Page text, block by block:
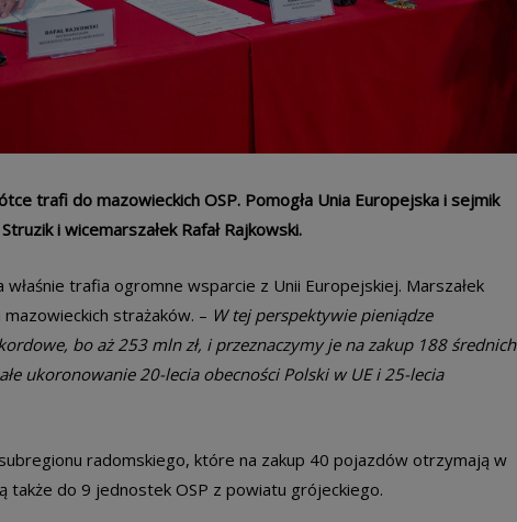
trafi do mazowieckich OSP. Pomogła Unia Europejska i sejmik
i wicemarszałek Rafał Rajkowski.
trafia ogromne wsparcie z Unii Europejskiej. Marszałek
strażaków. – W tej perspektywie pieniądze
bo aż 253 mln zł, i przeznaczymy je na zakup 188 średnich
ukoronowanie 20-lecia obecności Polski w UE i 25-lecia
radomskiego, które na zakup 40 pojazdów otrzymają w
także do 9 jednostek OSP z powiatu grójeckiego.